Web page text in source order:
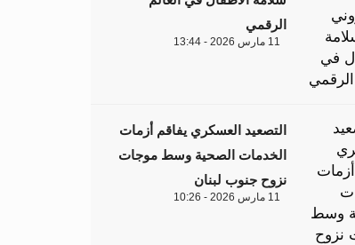
الرقمي
11 مارس 2026 - 13:44
التصعيد العسكري يفاقم أزمات
الخدمات الصحية وسط موجات
نزوح جنوب لبنان
11 مارس 2026 - 10:26